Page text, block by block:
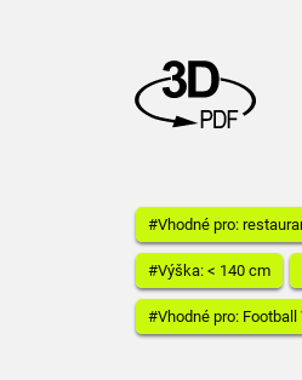
#Vhodné pro:
#Výška: < 140 cm
#Vhodné pro: Football